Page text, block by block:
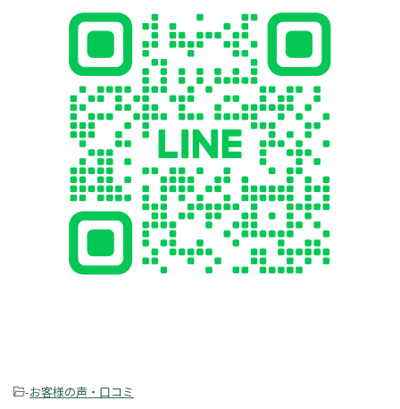
-お客様の声・口コミ